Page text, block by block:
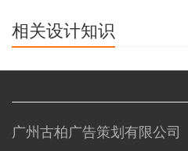
相关设计知识
广州古柏广告策划有限公司